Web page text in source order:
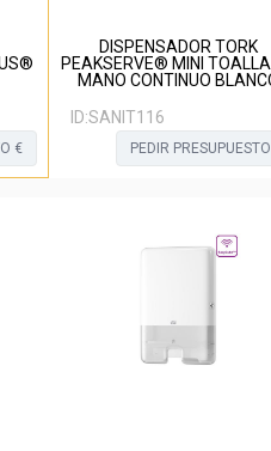
€
DISPENSADOR TORK
PEAKSERVE® MINI TOALLA
MANO CONTINUO
ID:SANIT116
PEDIR